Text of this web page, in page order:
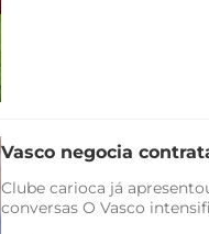
Vasco negocia
Clube carioca já
conversas O Vasco